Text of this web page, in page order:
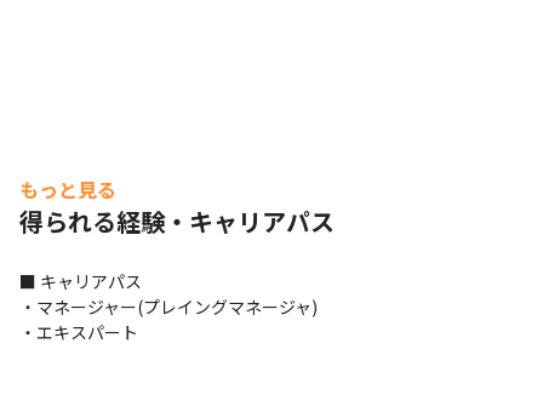
もっと見る
得られる経験・キャリアパス
■ キャリアパス
・マネージャー(プレイングマネージャ)
・エキスパート